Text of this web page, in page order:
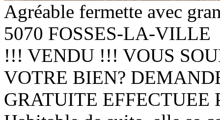
Agréable fermette avec
5070 FOSSES-LA-VILLE
!!! VENDU !!! VOUS
VOTRE BIEN?
GRATUITE EFFECTUEE